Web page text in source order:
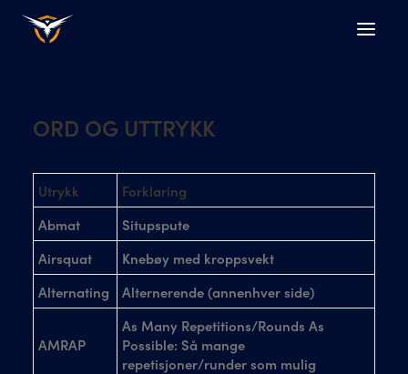
ORD OG UTTRYKK
Utrykk
Forklaring
Abmat
Situpspute
Airsquat
Knebøy med kroppsvekt
Alternating
Alternerende (annenhver side)
AMRAP
As Many Repetitions/Rounds As
Possible: Så mange
repetisjoner/runder som mulig